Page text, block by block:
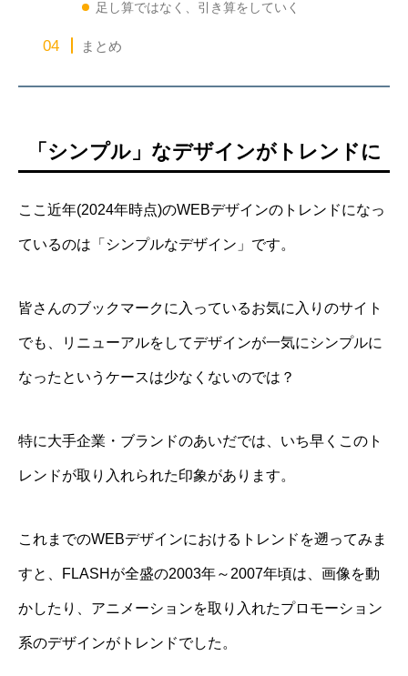
足し算ではなく、引き算をしていく
まとめ
「シンプル」なデザインがトレンドに
ここ近年(2024年時点)のWEBデザインのトレンドになっ
ているのは「シンプルなデザイン」です。
皆さんのブックマークに入っているお気に入りのサイト
でも、リニューアルをしてデザインが一気にシンプルに
なったというケースは少なくないのでは？
特に大手企業・ブランドのあいだでは、いち早くこのト
レンドが取り入れられた印象があります。
これまでのWEBデザインにおけるトレンドを遡ってみま
すと、FLASHが全盛の2003年～2007年頃は、画像を動
かしたり、アニメーションを取り入れたプロモーション
系のデザインがトレンドでした。